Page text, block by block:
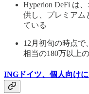
Hyperion DeFi は
供し、プレミアム
ている
12月初旬の時点で
相当の180万以上
INGドイツ、個人向け